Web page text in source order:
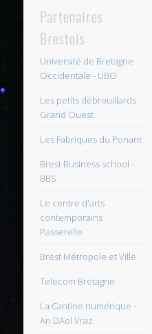
Partenaires
Brestois
Université de Bretagne
Occidentale - UBO
Les petits débrouillards
Grand Ouest
Les Fabriques du Ponant
Brest Business school -
BBS
Le centre d'arts
contemporains
Passerelle
Brest Métropole et Ville
Telecom Bretagne
La Cantine numérique -
An DAol Vraz